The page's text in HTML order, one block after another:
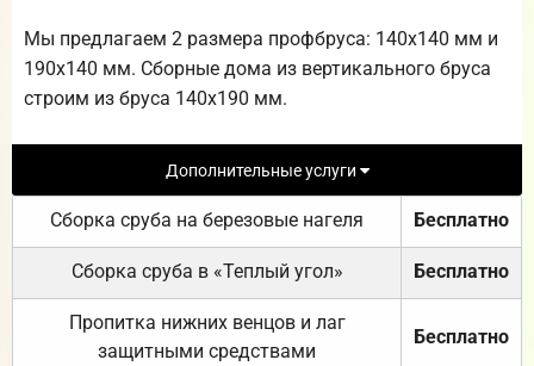
Мы предлагаем 2 размера профбруса: 140х140 мм и
190х140 мм. Сборные дома из вертикального бруса
строим из бруса 140х190 мм.
Дополнительные услуги
Сборка сруба на березовые нагеля Бесплатно
Сборка сруба в «Теплый угол» Бесплатно
Пропитка нижних венцов и лаг
защитными средствами
Бесплатно